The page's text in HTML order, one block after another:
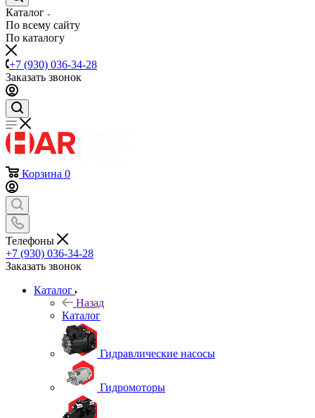
Каталог
По всему сайту
По каталогу
+7 (930) 036-34-28
Заказать звонок
Корзина 0
Телефоны
+7 (930) 036-34-28
Заказать звонок
Каталог
Назад
Каталог
Гидравлические насосы
Гидромоторы